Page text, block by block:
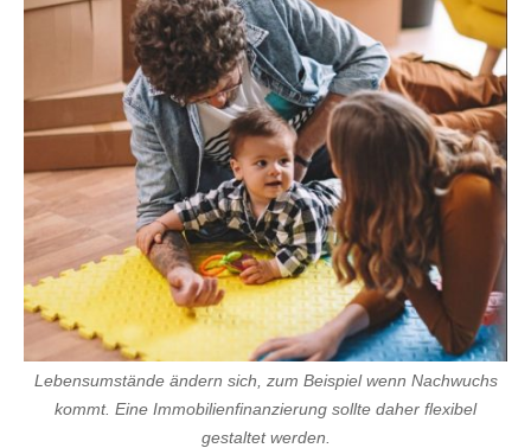
Lebensumstände ändern sich, zum Beispiel wenn Nachwuchs
kommt. Eine Immobilienfinanzierung sollte daher flexibel
gestaltet werden.